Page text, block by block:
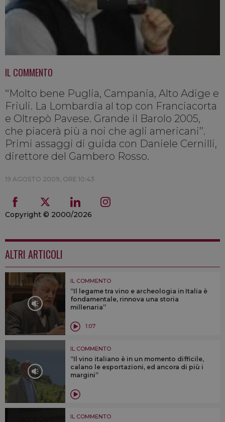
IL COMMENTO
‘‘Molto bene Puglia, Campania, Alto Adige e
Friuli. La Lombardia al top con Franciacorta
e Oltrepò Pavese. Grande il Barolo 2005,
che piacerà più a noi che agli americani’’.
Primi assaggi di guida con Daniele Cernilli,
direttore del Gambero Rosso.
19 AGOSTO 2009, ORE 10:43
Copyright © 2000/2026
ALTRI ARTICOLI
IL COMMENTO
“Il legame tra vino e archeologia in Italia è
fondamentale, rinnova una storia
millenaria”
1:07
IL COMMENTO
“Il vino italiano è in un momento difficile,
calano le esportazioni, ed ancora di più i
margini”
IL COMMENTO